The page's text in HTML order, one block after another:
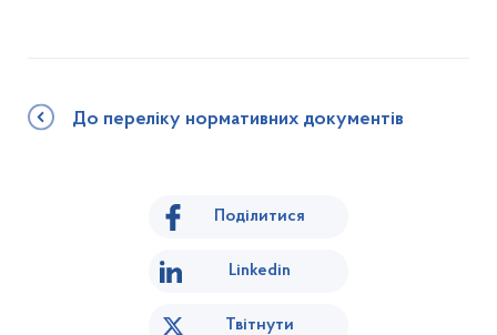
До переліку нормативних документів
Поділитися
Linkedin
Твітнути